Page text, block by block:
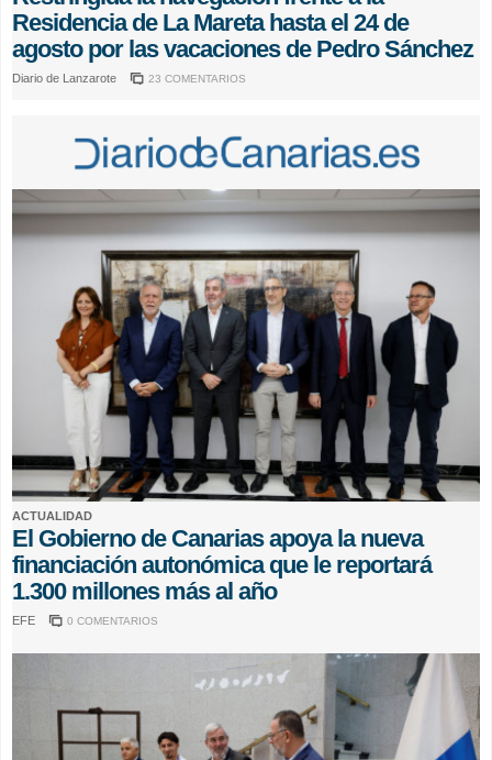
Residencia de La Mareta hasta el 24 de
agosto por las vacaciones de Pedro Sánchez
Diario de Lanzarote 23 COMENTARIOS
ACTUALIDAD
El Gobierno de Canarias apoya la nueva
financiación autonómica que le reportará
1.300 millones más al año
EFE 0 COMENTARIOS